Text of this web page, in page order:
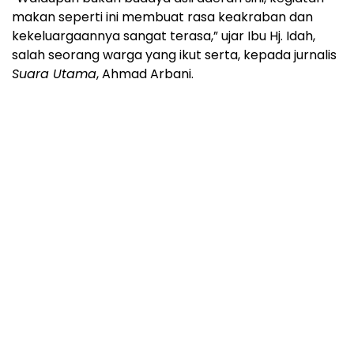
makan seperti ini membuat rasa keakraban dan
kekeluargaannya sangat terasa,” ujar Ibu Hj. Idah,
salah seorang warga yang ikut serta, kepada jurnalis
Suara Utama, Ahmad Arbani.